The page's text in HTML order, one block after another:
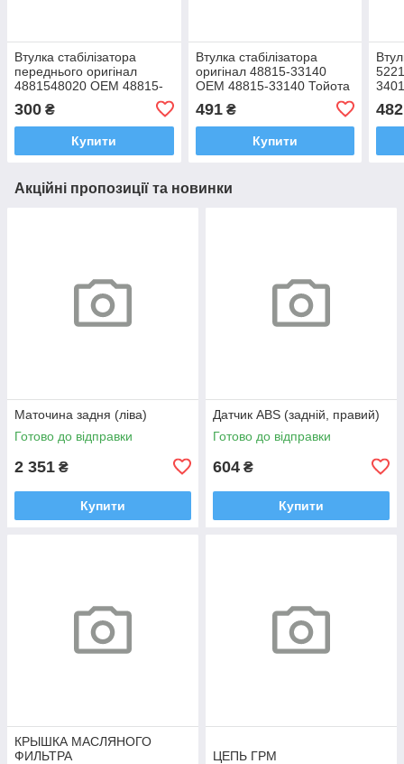
Втулка стабілізатора
переднього оригінал
4881548020 OEM 48815-
Хайлендер, Лексус
300 ₴
Купити
Втулка стабілізатора
оригінал 48815-33140
OEM 48815-33140 Тойота
2005-2017
491₴
Купити
ЕС,
482
Акційні пропозиції та новинки
Маточина задня (ліва)
Готово до відправки
2 351 ₴
Купити
Датчик ABS (задній, правий)
Готово до відправки
604 ₴
Купити
КРЫШКА МАСЛЯНОГО
ФИЛЬТРА
ЦЕПЬ ГРМ